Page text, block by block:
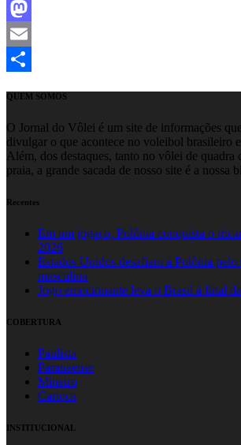
Facebook
Mastodon
Email
QUEM SOMOS
O Jornal do Vôlei é um site de informações
divulgar o que acontece no voleibol brasileiro
Além, dos destaques, tanto no vôlei de quadra
praia, a grande sacada de nosso site é a nossa
Recentes
Em um jogaço, Polônia conquista o
2026
Estados Unidos desafiam a Polônia
masculina
Jogo emocionante leva o Brasil à final
COBERTURA
Paulista
Paranaense
Mineiro
Carioca
INSTITUCIONAL